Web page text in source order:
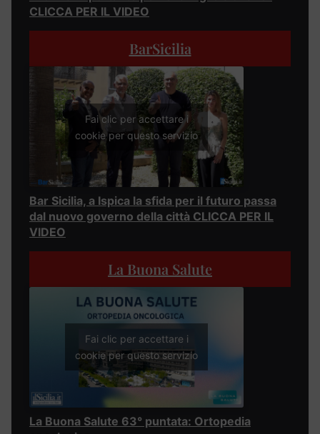
CLICCA PER IL VIDEO
BarSicilia
Fai clic per accettare i
cookie per questo servizio
Bar Sicilia, a Ispica la sfida per il futuro passa
dal nuovo governo della città CLICCA PER IL
VIDEO
La Buona Salute
Fai clic per accettare i
cookie per questo servizio
La Buona Salute 63° puntata: Ortopedia